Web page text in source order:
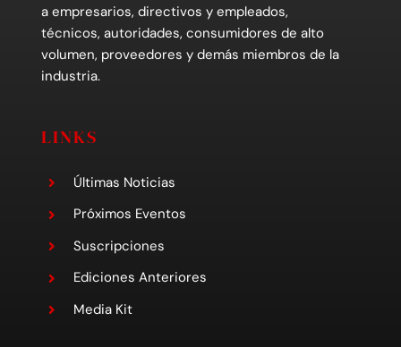
a empresarios, directivos y empleados,
técnicos, autoridades, consumidores de alto
volumen, proveedores y demás miembros de la
industria.
LINKS
Últimas Noticias
Próximos Eventos
Suscripciones
Ediciones Anteriores
Media Kit